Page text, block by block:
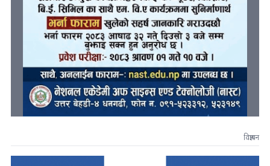
विज्ञापन